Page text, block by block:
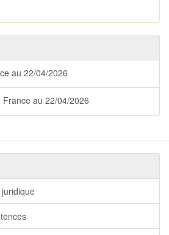
au 22/04/2026
France au 22/04/2026